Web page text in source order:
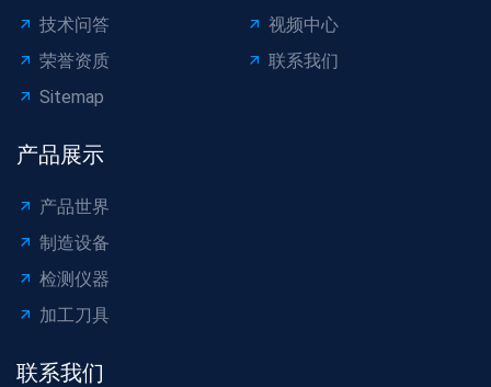
技术问答
视频中心
荣誉资质
联系我们
Sitemap
产品展示
产品世界
制造设备
检测仪器
加工刀具
联系我们